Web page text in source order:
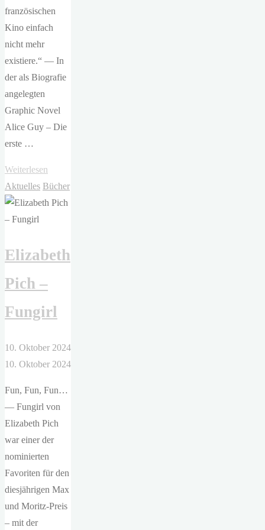
französischen
Kino einfach
nicht mehr
existiere.“ — In
der als Biografie
angelegten
Graphic Novel
Alice Guy – Die
erste …
Weiterlesen
&
Bocquet
Guy.
erste
der
Aktuelles Bücher
Elizabeth
Pich –
Fungirl
10. Oktober 2024
10. Oktober 2024
Fun, Fun, Fun…
— Fungirl von
Elizabeth Pich
war einer der
nominierten
Favoriten für den
diesjährigen Max
und Moritz-Preis
– mit der